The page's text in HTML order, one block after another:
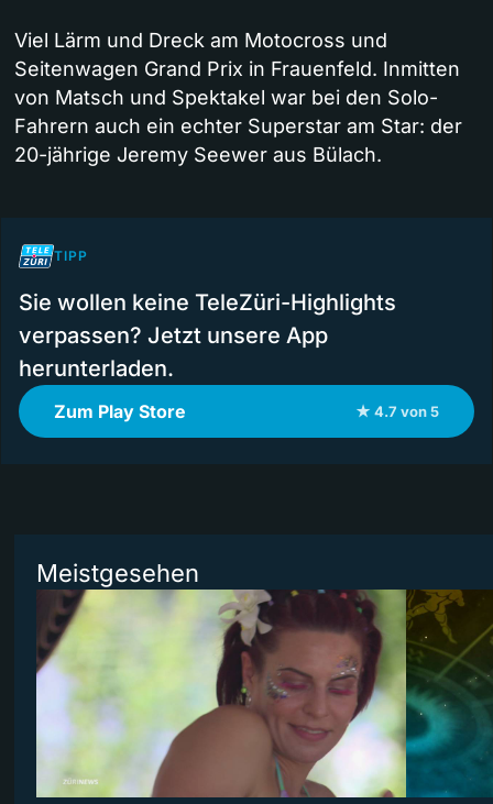
Viel Lärm und Dreck am Motocross und
Seitenwagen Grand Prix in Frauenfeld. Inmitten
von Matsch und Spektakel war bei den Solo-
Fahrern auch ein echter Superstar am Star: der
20-jährige Jeremy Seewer aus Bülach.
TIPP
Sie wollen keine TeleZüri-Highlights
verpassen? Jetzt unsere App
herunterladen.
Zum Play Store ★ 4.7 von 5
Meistgesehen